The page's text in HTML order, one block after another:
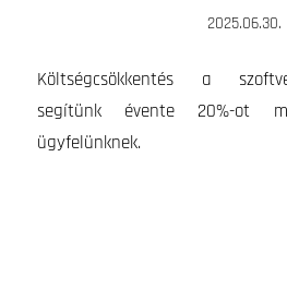
2025.06.30.
Költségcsökkentés a
segítünk évente 20%-ot
ügyfelünknek.